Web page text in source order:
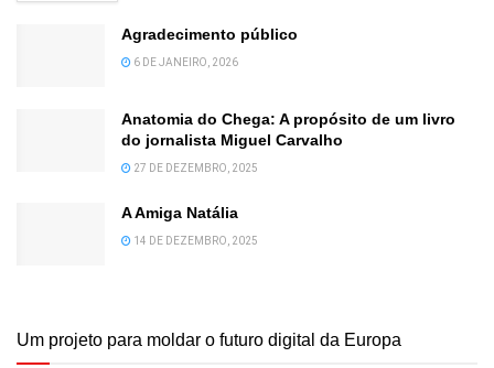
Agradecimento público
6 DE JANEIRO, 2026
Anatomia do Chega: A propósito de um livro
do jornalista Miguel Carvalho
27 DE DEZEMBRO, 2025
A Amiga Natália
14 DE DEZEMBRO, 2025
Um projeto para moldar o futuro digital da Europa